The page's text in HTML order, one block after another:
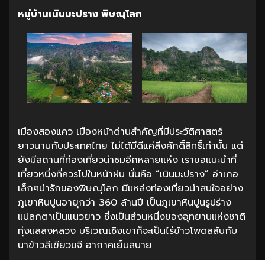
หมู่บ้านเนินมะปราง พิษณุโลก
เมืองสองแคว เมืองหน้าด่านสำคัญที่มีประวัติศาสตร์
ยาวนานกับประเทศไทย ไม่ได้มีดีแค่สิ่งศักดิ์สิทธิ์เท่านั้น แต่
ยังมีสถานที่ท่องเที่ยวน่าชมอีกหลายแห่ง เราขอแนะนำที่
เที่ยวหนึ่งที่ควรไปในหน้าฝน นั่นคือ “เนินมะปราง” อำเภอ
เล็กๆน่ารักของพิษณุโลก มีแหล่งท่องเที่ยวน่าสนใจอย่าง
ภูเขาหินปูนอายุกว่า 360 ล้านปี เป็นภูเขาหินปูนรูปร่าง
แปลกตาเป็นแนวยาว ซึ่งเป็นส่วนหนึ่งของอุทยานแห่งชาติ
ทุ่งแสลงหลวง บริเวณเชิงเขาก็จะเป็นไร่ข้าวโพดสลับกับ
นาข้าวสีเขียวขจี อากาศเย็นสบาย